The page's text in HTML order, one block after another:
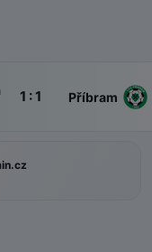
1 : 1 Příbram